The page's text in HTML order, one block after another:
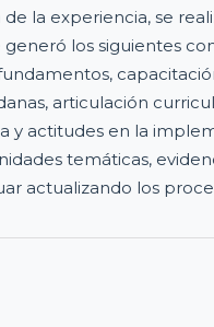
la experiencia, se
los siguientes
articulación
y actitudes en la
temáticas,
actualizando los